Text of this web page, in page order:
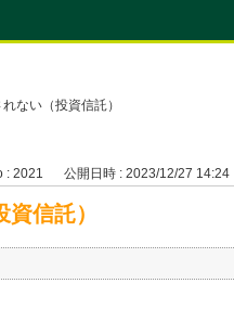
ない（投資信託）
: 2021 公開日時 : 2023/12/27 14:24
信託）